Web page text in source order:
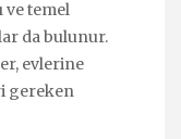
ve temel
da bulunur.
evlerine
gereken